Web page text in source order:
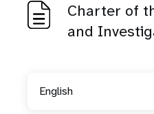
Charter of
and
English